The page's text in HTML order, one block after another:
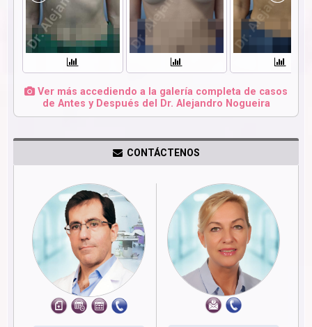
Ver más accediendo a la galería completa de casos
de Antes y Después del Dr. Alejandro Nogueira
CONTÁCTENOS